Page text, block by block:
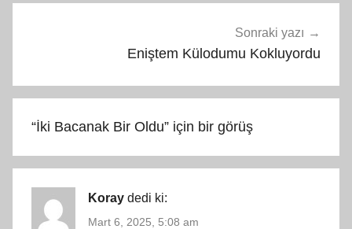
Sonraki yazı
Eniştem Külodumu Kokluyordu
“İki Bacanak Bir Oldu” için bir görüş
Koray dedi ki:
Mart 6, 2025, 5:08 am